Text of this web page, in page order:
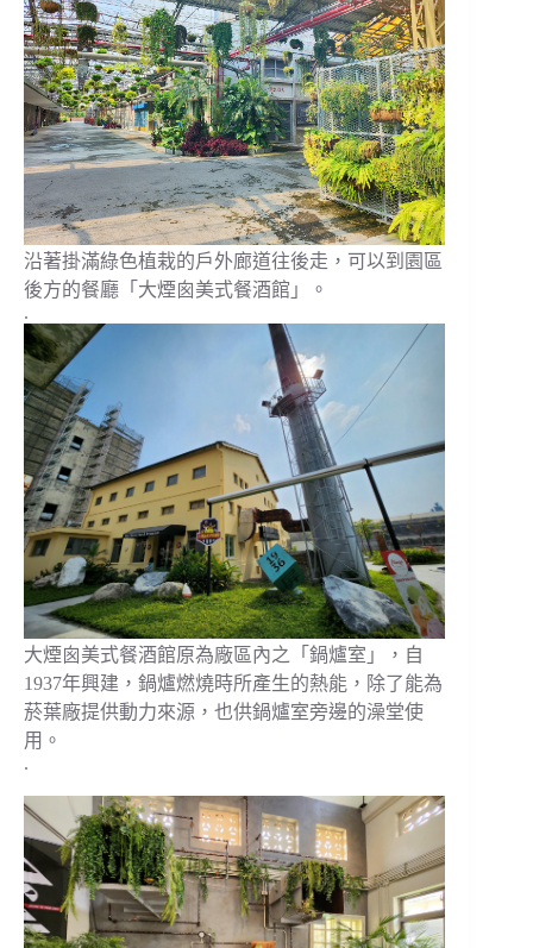
沿著掛滿綠色植栽的戶外廊道往後走，可以到園區
後方的餐廳「大煙囪美式餐酒館」。
.
大煙囪美式餐酒館原為廠區內之「鍋爐室」，自
1937年興建，鍋爐燃燒時所產生的熱能，除了能為
菸葉廠提供動力來源，也供鍋爐室旁邊的澡堂使
用。
.